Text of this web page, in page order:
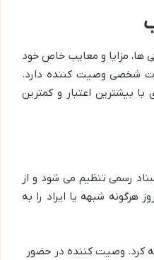
ها، مزایا و معایب خاص خود
شخصی وصیت کننده دارد.
بیشترین اعتبار و کمترین
رسمی تنظیم می شود و از
هرگونه شبهه یا ایراد را به
کرد. وصیت کننده در حضور